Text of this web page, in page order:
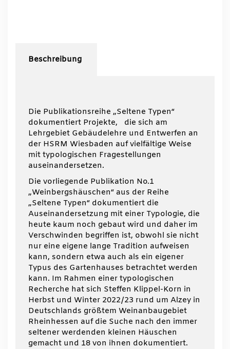
Hrsg:Beschreibung
Die Publikationsreihe „Seltene Typen“
dokumentiert Projekte, die sich am
Lehrgebiet Gebäudelehre und Entwerfen an
der HSRM Wiesbaden auf vielfältige Weise
mit typologischen Fragestellungen
auseinandersetzen.
Die vorliegende Publikation No.1
„Weinbergshäuschen“ aus der Reihe
„Seltene Typen“ dokumentiert die
Auseinandersetzung mit einer Typologie, die
heute kaum noch gebaut wird und daher im
Verschwinden begriffen ist, obwohl sie nicht
nur eine eigene lange Tradition aufweisen
kann, sondern etwa auch als ein eigener
Typus des Gartenhauses betrachtet werden
kann. Im Rahmen einer typologischen
Recherche hat sich Steffen Klippel-Korn in
Herbst und Winter 2022 / 23 rund um Alzey in
Deutschlands größtem Weinanbaugebiet
Rheinhessen auf die Suche nach den immer
seltener werdenden kleinen Häuschen
gemacht und 18 von ihnen dokumentiert.